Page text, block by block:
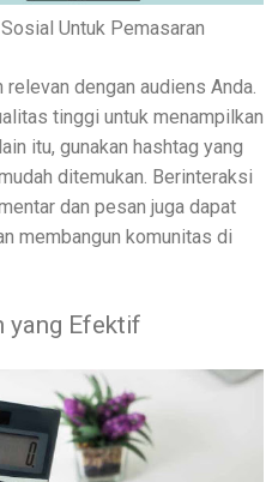
Untuk Pemasaran
dengan audiens Anda.
tinggi untuk menampilkan
itu, gunakan hashtag yang
ditemukan. Berinteraksi
dan pesan juga dapat
membangun komunitas di
yang Efektif